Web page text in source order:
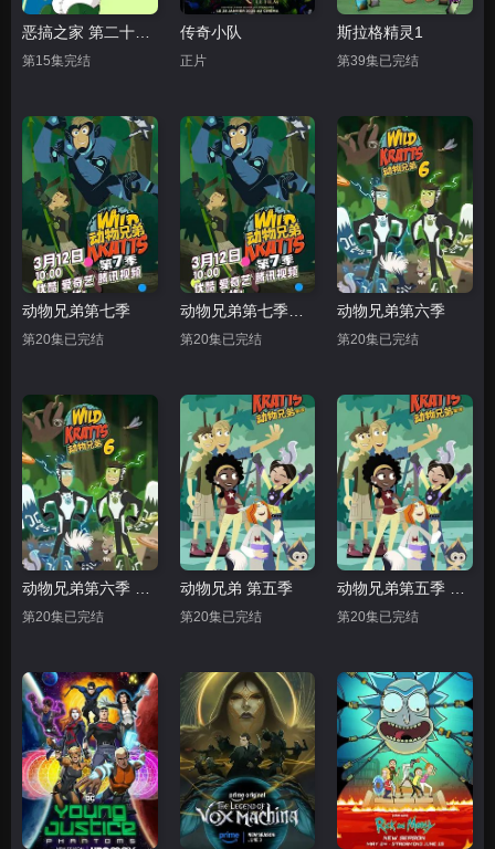
恶搞之家 第二十四季
第15集完结
传奇小队
正片
斯拉格精灵1
第39集已完结
动物兄弟第七季
第20集已完结
动物兄弟第七季中文配音
第20集已完结
动物兄弟第六季
第20集已完结
动物兄弟第六季 中文配音
第20集已完结
动物兄弟 第五季
第20集已完结
动物兄弟第五季 中文配音
第20集已完结